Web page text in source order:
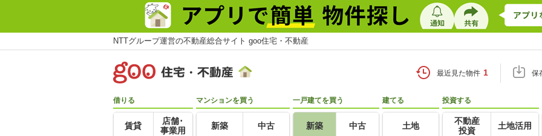
NTTグループ運営の不動産総合サイト goo住宅・不動産
最近見た物件 1 保
借りる
賃貸
店舗･
事業用
マンションを買う
新築 中古
一戸建てを買う
新築 中古
建てる
土地
投資する
不動産
投資
土地活用